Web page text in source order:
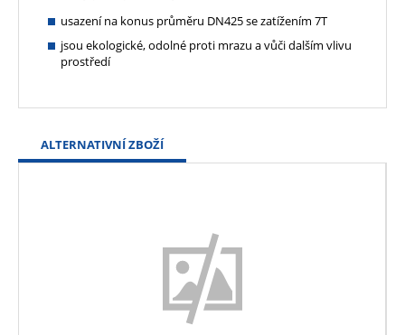
usazení na konus průměru DN425 se zatížením 7T
jsou ekologické, odolné proti mrazu a vůči dalším vlivu
prostředí
ALTERNATIVNÍ ZBOŽÍ